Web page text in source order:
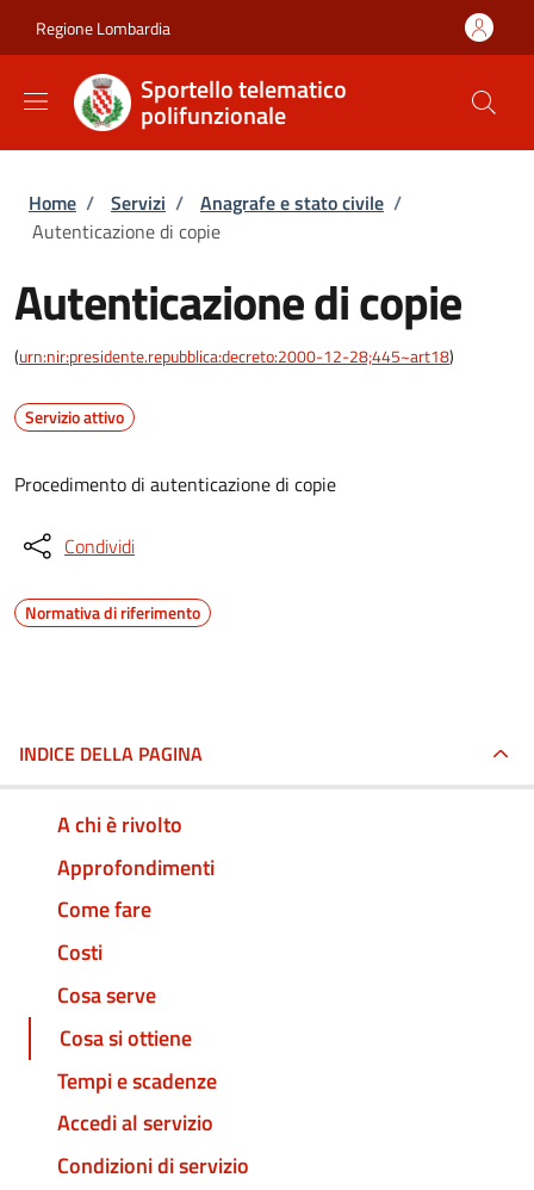
Regione Lombardia
Sportello telematico
polifunzionale
Briciole di pane
Home / Servizi / Anagrafe e stato civile /
Autenticazione di copie
Autenticazione di copie
(urn:nir:presidente.repubblica:decreto:2000-12-28;445~art18)
Servizio attivo
Procedimento di autenticazione di copie
Condividi
Normativa di riferimento
INDICE DELLA PAGINA
A chi è rivolto
Approfondimenti
Come fare
Costi
Cosa serve
Cosa si ottiene
Tempi e scadenze
Accedi al servizio
Condizioni di servizio